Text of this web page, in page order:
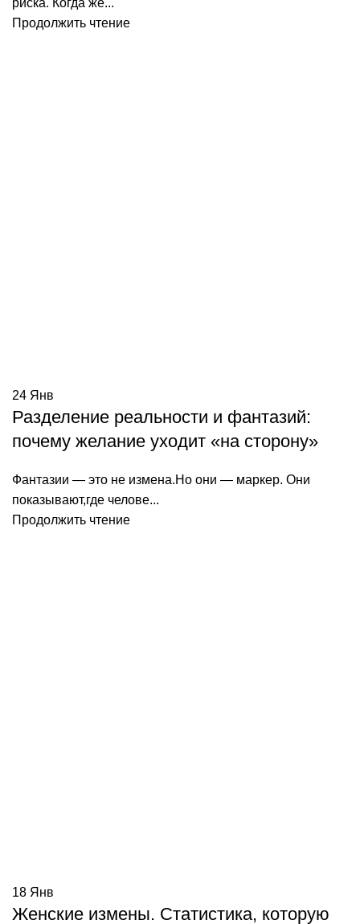
риска. Когда же...
Продолжить чтение
24 Янв
Разделение реальности и фантазий:
почему желание уходит «на сторону»
Фантазии — это не измена.Но они — маркер. Они
показывают,где челове...
Продолжить чтение
18 Янв
Женские измены. Статистика, которую